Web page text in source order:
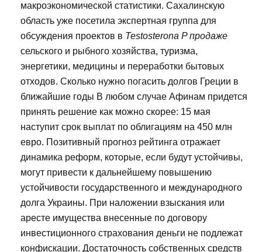
макроэкономической статистики. Сахалинскую
область уже посетила экспертная группа для
обсуждения проектов в Testosterona P продаже
сельского и рыбного хозяйства, туризма,
энергетики, медицины и переработки бытовых
отходов. Сколько нужно погасить долгов Греции в
ближайшие годы В любом случае Афинам придется
принять решение как можно скорее: 15 мая
наступит срок выплат по облигациям на 450 млн
евро. Позитивный прогноз рейтинга отражает
динамика реформ, которые, если будут устойчивы,
могут привести к дальнейшему повышению
устойчивости государственного и международного
долга Украины. При наложении взыскания или
аресте имущества внесенные по договору
инвестиционного страхования деньги не подлежат
конфискации. Достаточность собственных средств